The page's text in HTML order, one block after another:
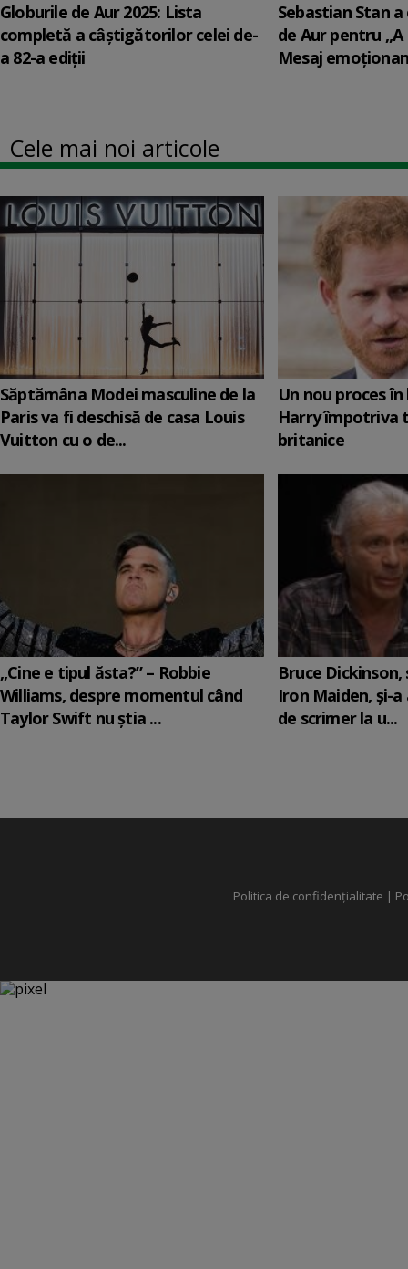
Globurile de Aur 2025: Lista
completă a câștigătorilor celei de-
a 82-a ediții
Sebastian Stan
de Aur pentru
Mesaj
Cele mai noi articole
Săptămâna Modei masculine de la
Paris va fi deschisă de casa Louis
Vuitton cu o de...
Un nou proces
Harry împotriva
britanice
„Cine e tipul ăsta?” – Robbie
Williams, despre momentul când
Taylor Swift nu știa ...
Bruce
Iron Maiden, şi-
de scrimer la u...
Politica de confidențialitate |